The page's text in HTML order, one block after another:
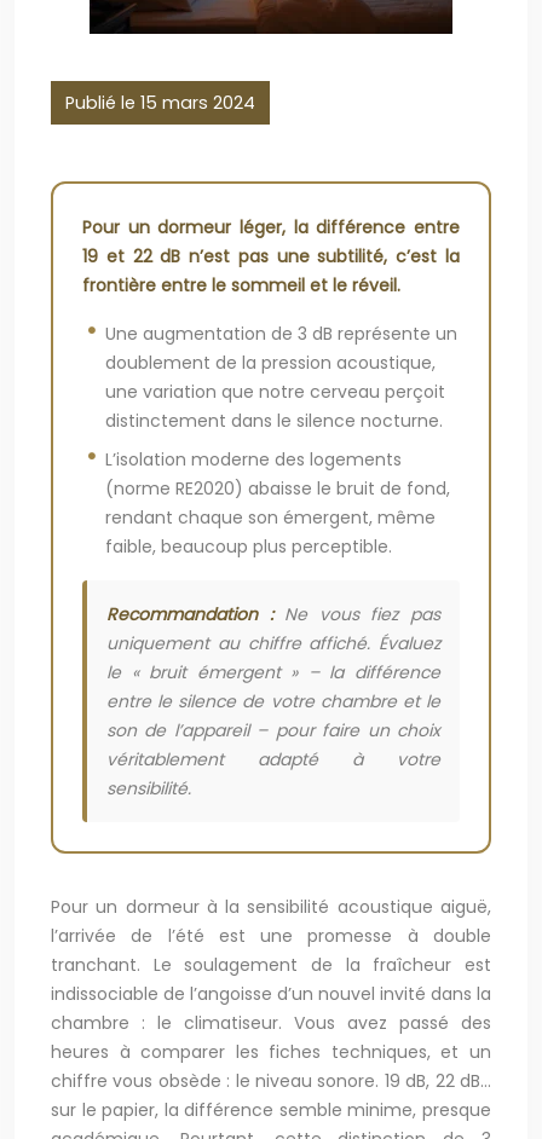
Publié le 15 mars 2024
Pour un dormeur léger, la différence entre
19 et 22 dB n’est pas une subtilité, c’est la
frontière entre le sommeil et le réveil.
Une augmentation de 3 dB représente un
doublement de la pression acoustique,
une variation que notre cerveau perçoit
distinctement dans le silence nocturne.
L’isolation moderne des logements
(norme RE2020) abaisse le bruit de fond,
rendant chaque son émergent, même
faible, beaucoup plus perceptible.
Recommandation :Ne vous fiez pas
uniquement au chiffre affiché. Évaluez
le « bruit émergent » – la différence
entre le silence de votre chambre et le
son de l’appareil – pour faire un choix
véritablement adapté à votre
sensibilité.
Pour un dormeur à la sensibilité acoustique aiguë,
l’arrivée de l’été est une promesse à double
tranchant. Le soulagement de la fraîcheur est
indissociable de l’angoisse d’un nouvel invité dans la
chambre : le climatiseur. Vous avez passé des
heures à comparer les fiches techniques, et un
chiffre vous obsède : le niveau sonore. 19 dB, 22 dB…
sur le papier, la différence semble minime, presque